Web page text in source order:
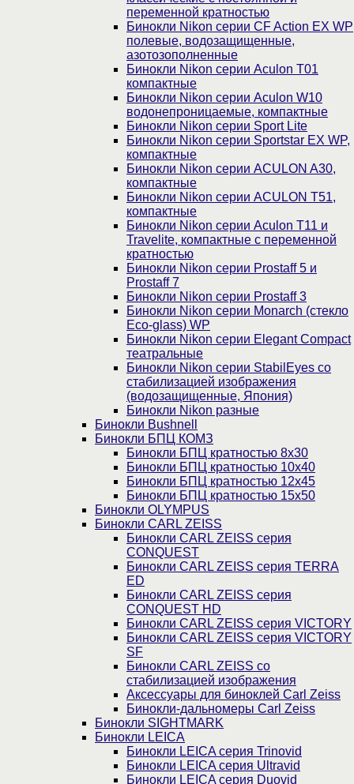
переменной кратностью
Бинокли Nikon серии СF Action EX WP
полевые, водозащищенные,
азотозополненные
Бинокли Nikon серии Aculon T01
компактные
Бинокли Nikon серии Aculon W10
водонепроницаемые, компактные
Бинокли Nikon серии Sport Lite
Бинокли Nikon серии Sportstar EX WP,
компактные
Бинокли Nikon серии ACULON A30,
компактные
Бинокли Nikon серии ACULON Т51,
компактные
Бинокли Nikon серии Aculon T11 и
Travelite, компактные с переменной
кратностью
Бинокли Nikon серии Prostaff 5 и
Prostaff 7
Бинокли Nikon серии Prostaff 3
Бинокли Nikon серии Monarch (стекло
Eco-glass) WP
Бинокли Nikon серии Elegant Compact
театральные
Бинокли Nikon серии StabilEyes со
стабилизацией изображения
(водозащищенные, Япония)
Бинокли Nikon разные
Бинокли Bushnell
Бинокли БПЦ КОМЗ
Бинокли БПЦ кратностью 8х30
Бинокли БПЦ кратностью 10х40
Бинокли БПЦ кратностью 12х45
Бинокли БПЦ кратностью 15х50
Бинокли OLYMPUS
Бинокли CARL ZEISS
Бинокли CARL ZEISS серия
CONQUEST
Бинокли CARL ZEISS серия TERRA
ED
Бинокли CARL ZEISS серия
CONQUEST HD
Бинокли CARL ZEISS серия VICTORY
Бинокли CARL ZEISS серия VICTORY
SF
Бинокли CARL ZEISS со
стабилизацией изображения
Аксессуары для биноклей Carl Zeiss
Бинокли-дальномеры Carl Zeiss
Бинокли SIGHTMARK
Бинокли LEICA
Бинокли LEICA серия Trinovid
Бинокли LEICA серия Ultravid
Бинокли LEICA серия Duovid